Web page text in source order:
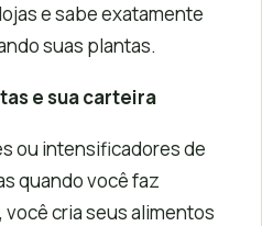
e sabe exatamente
suas plantas.
e sua carteira
ou intensificadores de
quando você faz
cria seus alimentos